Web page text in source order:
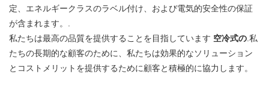
定、エネルギークラスのラベル付け、および電気的安全性の保証
が含まれます。.
私たちは最高の品質を提供することを目指しています 空冷式の.私
たちの長期的な顧客のために、私たちは効果的なソリューション
とコストメリットを提供するために顧客と積極的に協力します。